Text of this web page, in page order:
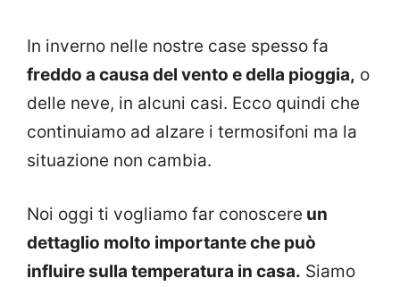
In inverno nelle nostre case spesso fa
freddo a causa del vento e della pioggia, o
delle neve, in alcuni casi. Ecco quindi che
continuiamo ad alzare i termosifoni ma la
situazione non cambia.
Noi oggi ti vogliamo far conoscere un
dettaglio molto importante che può
influire sulla temperatura in casa. Siamo